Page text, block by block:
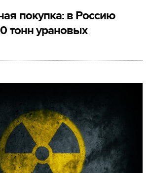
покупка: в Россию
тонн урановых